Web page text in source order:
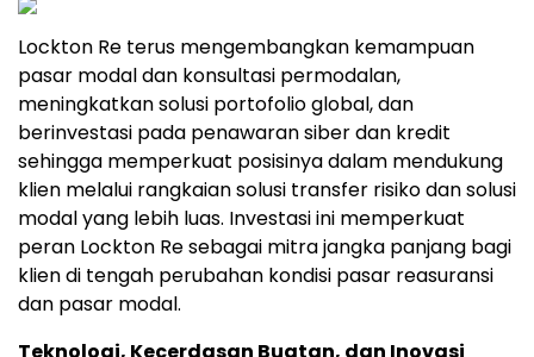
Lockton Re terus mengembangkan kemampuan
pasar modal dan konsultasi permodalan,
meningkatkan solusi portofolio global, dan
berinvestasi pada penawaran siber dan kredit
sehingga memperkuat posisinya dalam mendukung
klien melalui rangkaian solusi transfer risiko dan solusi
modal yang lebih luas. Investasi ini memperkuat
peran Lockton Re sebagai mitra jangka panjang bagi
klien di tengah perubahan kondisi pasar reasuransi
dan pasar modal.
Teknologi, Kecerdasan Buatan, dan Inovasi